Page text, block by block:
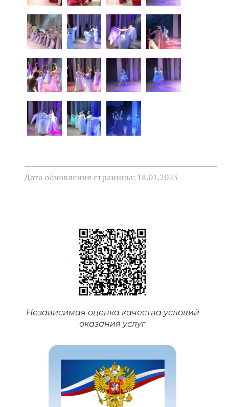
Дата обновления страницы: 18.01.2023
Независимая оценка качества условий
оказания услуг